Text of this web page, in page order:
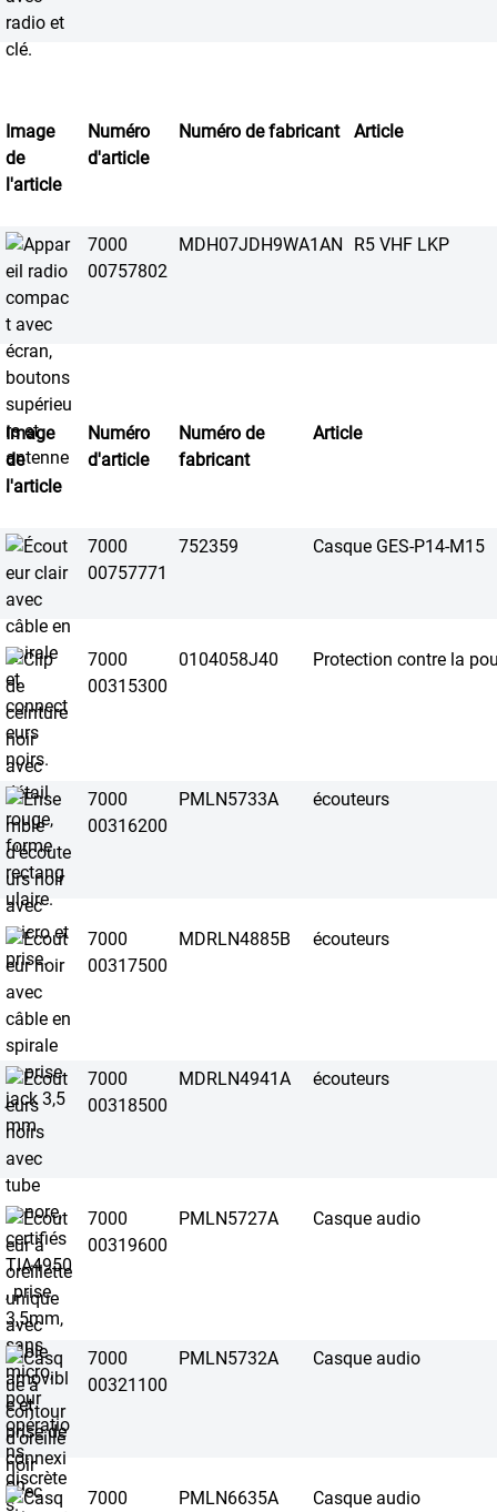
Image
de
l'article
Numéro
d'article
Numéro de fabricant Article
7000
00757802
MDH07JDH9WA1AN R5 VHF LKP
Image
de
l'article
Numéro
d'article
Numéro de
fabricant
Article
7000
00757771
752359 Casque GES-P14-M15
7000
00315300
0104058J40 Protection contre la
7000
00316200
PMLN5733A écouteurs
7000
00317500
MDRLN4885B écouteurs
7000
00318500
MDRLN4941A écouteurs
7000
00319600
PMLN5727A Casque audio
7000
00321100
PMLN5732A Casque audio
7000
PMLN6635A Casque audio